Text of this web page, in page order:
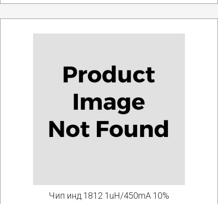
Чип инд.1812 1uH/450mA 10%